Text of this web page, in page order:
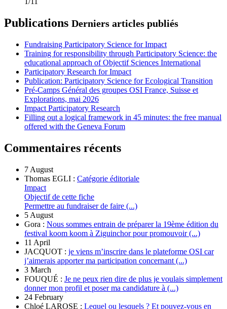
Publications Derniers articles publiés
Fundraising Participatory Science for Impact
Training for responsibility through Participatory Science: the
educational approach of Objectif Sciences International
Participatory Research for Impact
Publication: Participatory Science for Ecological Transition
Pré-Camps Général des groupes OSI France, Suisse et
Explorations, mai 2026
Impact Participatory Research
Filling out a logical framework in 45 minutes: the free manual
offered with the Geneva Forum
Commentaires récents
7 August
Thomas EGLI : Catégorie éditoriale
Impact
Objectif de cette fiche
Permettre au fundraiser de faire (...)
5 August
Gora : Nous sommes entrain de préparer la 19ème édition du
festival koom koom à Ziguinchor pour promouvoir (...)
11 April
JACQUOT : je viens m’inscrire dans le plateforme OSI car
j’aimerais apporter ma participation concernant (...)
3 March
FOUQUÉ : Je ne peux rien dire de plus je voulais simplement
donner mon profil et poser ma candidature à (...)
24 February
Chloé LAROSE : Lequel ou lesquels ? Et pouvez-vous en